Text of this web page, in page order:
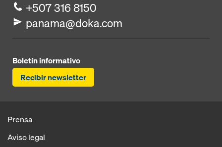
+507 316 8150
panama@doka.com
Boletín informativo
Recibir newsletter
Prensa
Aviso legal